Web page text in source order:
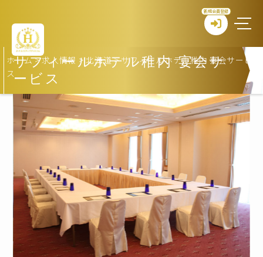
新規会員登録
サフィールホテル稚内 宴会サ
ービス
ホーム>求人情報 >北海道>サフィールホテル稚内 宴会サービ
ス